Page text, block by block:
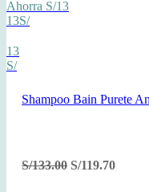
Ahorra S/13
13S/
13
S/
Shampoo Bain Purete
S/133.00 S/119.70